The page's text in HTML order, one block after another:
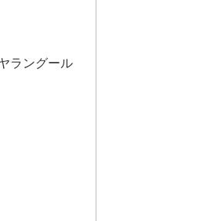
ラングール